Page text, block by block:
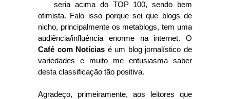
seria acima do TOP 100, sendo bem
otimista. Falo isso porque sei que blogs de
nicho, principalmente os metablogs, tem uma
audiência/influência enorme na internet. O
Café com Notícias é um blog jornalístico de
variedades e muito me entusiasma saber
desta classificação tão positiva.
Agradeço, primeiramente, aos leitores que